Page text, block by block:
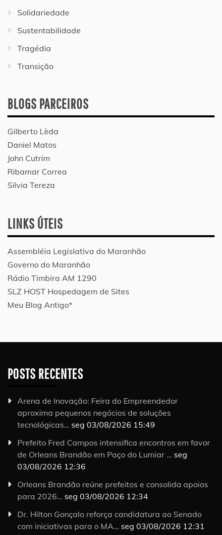
Solidariedade
Sustentabilidade
Tragédia
Transição
BLOGS PARCEIROS
Gilberto Lèda
Daniel Matos
John Cutrim
Ribamar Correa
Silvia Tereza
LINKS ÚTEIS
Assembléia Legislativa do Maranhão
Governo do Maranhão
Rádio Timbira AM 1290
SLZ HOST Hospedagem de Sites
Meu Blog Antigo*
POSTS RECENTES
Arena de Inovação: Feira do Empreendedor
aproxima pequenos negócios de soluções
tecnológicas… seg 03/08/2026 15:49
Prefeito Fred Campos intensifica encontros em favor
de Orleans Brandão em Paço do Lumiar … seg
03/08/2026 12:36
Orleans Brandão reúne prefeitos e consolida apoios
para 2026… seg 03/08/2026 12:34
Dr. Hilton Gonçalo reforça candidatura ao Senado
com iniciativas para o MA… seg 03/08/2026 12:31